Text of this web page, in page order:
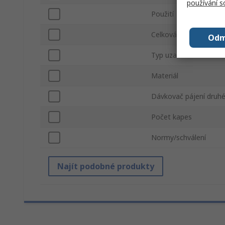
Použití
Celková délka
Typ uzavírání
Materiál
Dávkovač pájení
Počet kapes
Normy/schválení
Najít podobné produkty
používání